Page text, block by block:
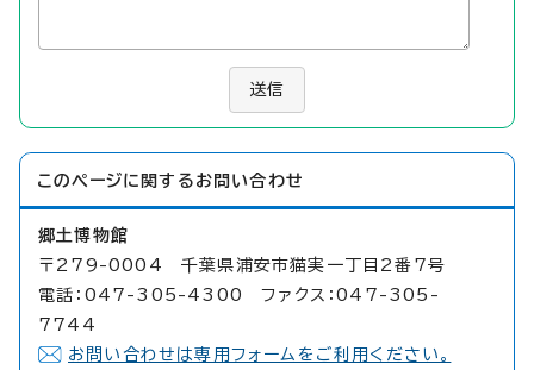
送信
このページに関する お問い合わせ
郷土博物館
〒279-0004 千葉県浦安市猫実一丁目2番7号
電話：047-305-4300 ファクス：047-305-
7744
お問い合わせは専用フォームをご利用ください。